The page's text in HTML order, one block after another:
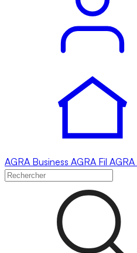
AGRA Business AGRA Fil AGRA